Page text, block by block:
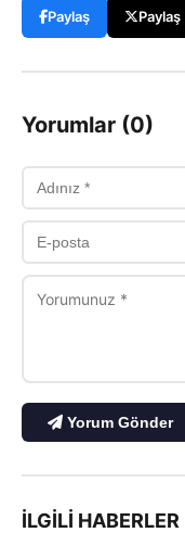
Paylaş Paylaş
Yorumlar (0)
Yorum Gönder
İLGILI HABERLER